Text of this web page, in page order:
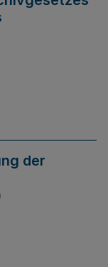
der